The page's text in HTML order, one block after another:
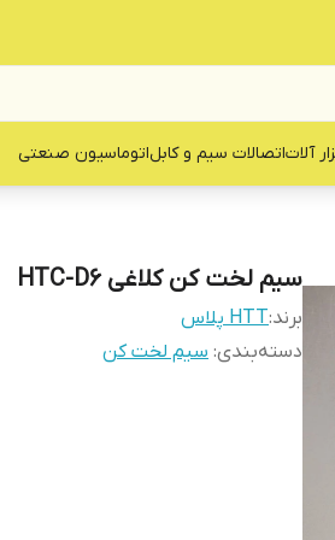
آلاتاتصالات سیم و کابلاتوماسیون صنعتی
سیم لخت کن کلاغی HTC-D6
برند:HTT پلاس
دسته‌بندی: سیم لخت کن